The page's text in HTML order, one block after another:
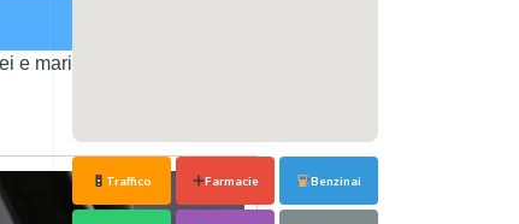
e marittimi si intensificano
Traffico Farmacie Benzinai